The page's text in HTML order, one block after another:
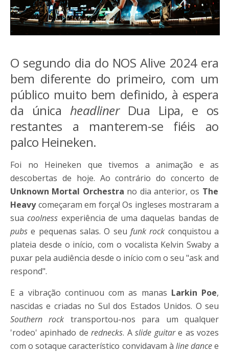
O segundo dia do NOS Alive 2024 era
bem diferente do primeiro, com um
público muito bem definido, à espera
da única headlinerDua Lipa, e os
restantes a manterem-se fiéis ao
palco Heineken.
Foi no Heineken que tivemos a animação e as
descobertas de hoje. Ao contrário do concerto de
Unknown Mortal Orchestra no dia anterior, os The
Heavycomeçaram em força! Os ingleses mostraram a
suacoolness experiência de uma daquelas bandas de
pubs e pequenas salas. O seu funk rock conquistou a
plateia desde o início, com o vocalista Kelvin Swaby a
puxar pela audiência desde o início com o seu "ask and
respond".
E a vibração continuou com as manas Larkin Poe,
nascidas e criadas no Sul dos Estados Unidos. O seu
Southern rock transportou-nos para um qualquer
'rodeo' apinhado derednecks. Aslide guitare as vozes
com o sotaque característico convidavam à line dancee